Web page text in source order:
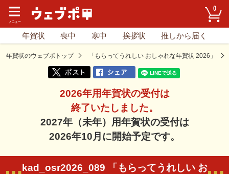
0
年賀状 喪中 寒中 挨拶状 推しから届く
年賀状のウェブポトップ 「もらってうれしい おしゃれな年賀状 2026」
2026年用年賀状の受付は
終了いたしました。
2027年（未年）用年賀状の受付は
2026年10月に開始予定です。
kad_osr2026_089 「もらってうれしい お